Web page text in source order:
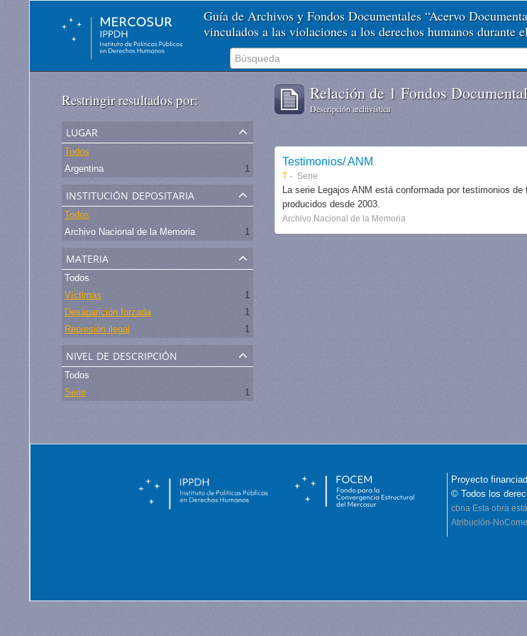
Guía de Archivos y Fondos Documentales “Acervo
vinculados a las violaciones a los derechos humanos durante
Restringir resultados por:
lugar
Todos
Argentina
1
institución depositaria
Todos
Archivo Nacional de la Memoria
1
materia
Todos
Víctimas
1
Desaparición forzada
1
Represión ilegal
1
nivel de descripción
Todos
Serie
1
Relación de 1 Fondos
Descripción archivística
Testimonios/ ANM
T Serie
La serie Legajos ANM está conformada por testimonios
producidos desde 2003.
Archivo Nacional de la Memoria
Proyecto
© Todos los
cbna Esta obra
Atribución-